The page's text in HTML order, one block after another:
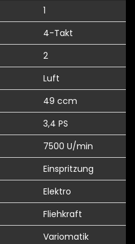
1
4-Takt
2
Luft
49 ccm
3,4 PS
7500 U/min
Einspritzung
Elektro
Fliehkraft
Variomatik